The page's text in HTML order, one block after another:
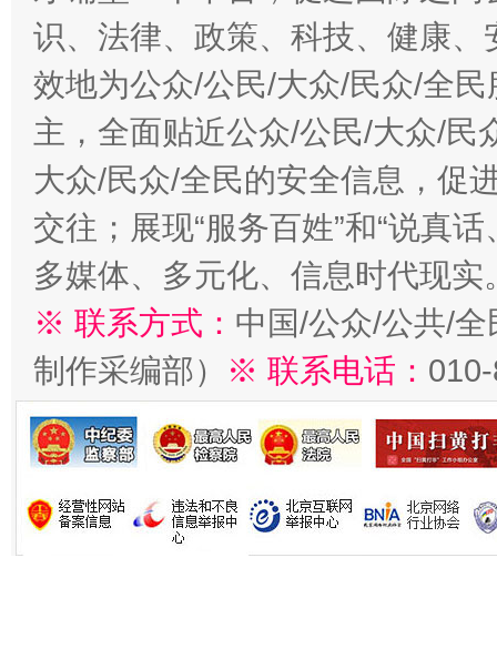
识、法律、政策、科技、健康
效地为公众/公民/大众/民众/全
主，全面贴近公众/公民/大众/民
大众/民众/全民的安全信息，促
交往；展现“服务百姓”和“说真
多媒体、多元化、信息时代现实
※ 联系方式： 中国/公众/公共/
制作采编部）
※ 联系电话：